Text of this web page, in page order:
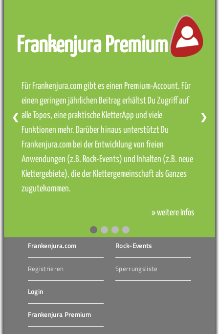
Frankenjura Premium
Für Frankenjura.com gibt es einen Premium-Account. Für
einen geringen jährlichen Beitrag erhältst Du Zugriff auf
alle Topos, eine praktische KletterApp und viele
Funktionen mehr. Darüber hinaus unterstützt Du
Frankenjura.com bei der Entwicklung von freien
Anwendungen (z.B. Rock-Events) und Inhalten (z.B. neue
Klettergebiete), die der Klettergemeinschaft als Ganzes
zugutekommen.
» weitere Infos
❮ ❯
Frankenjura.com
Registrieren
Login
Frankenjura Premium
Rock-Events
Sperrungsliste